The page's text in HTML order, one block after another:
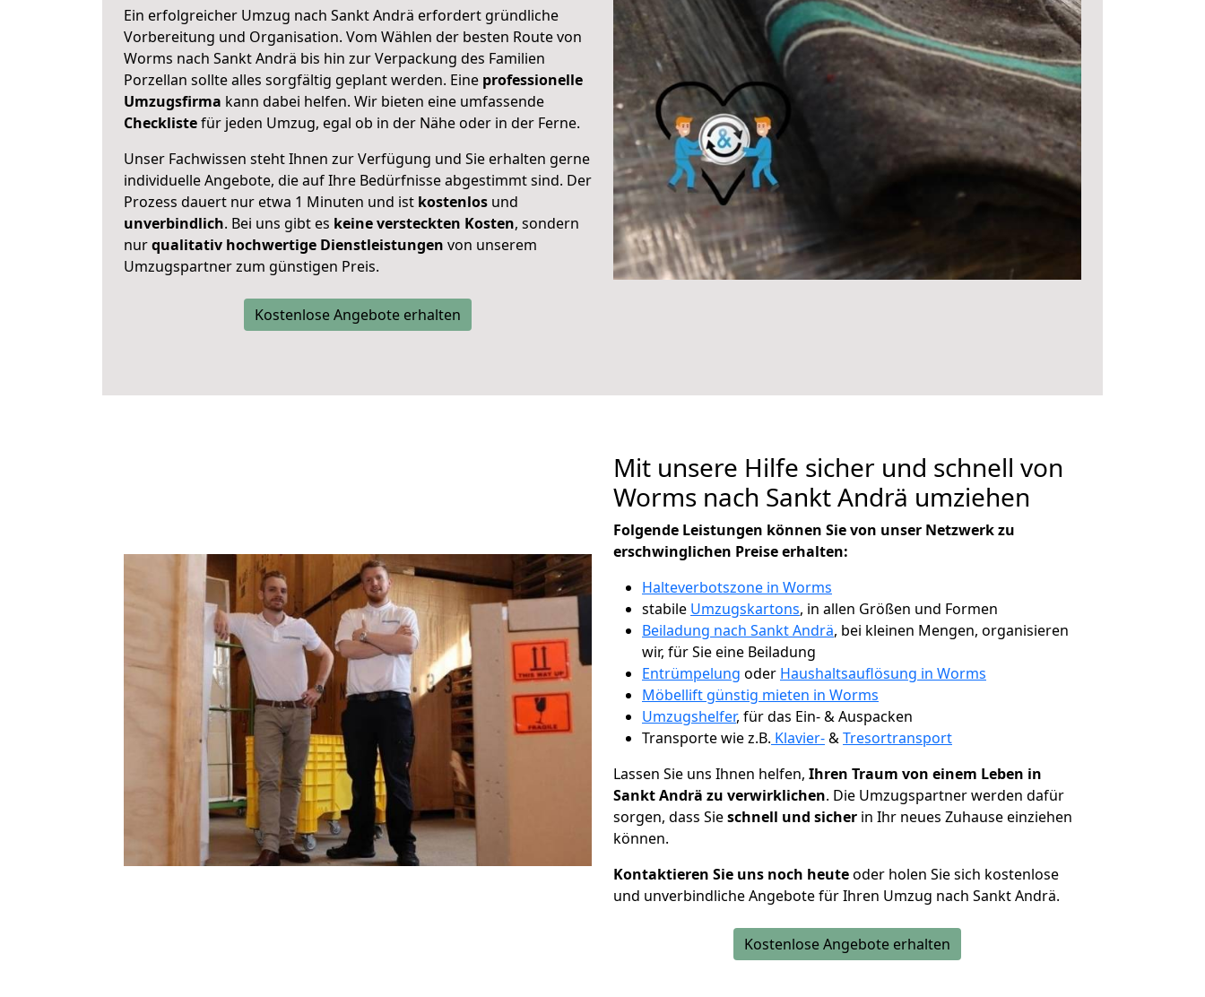
Ein erfolgreicher Umzug nach Sankt Andrä erfordert gründliche
Vorbereitung und Organisation. Vom Wählen der besten Route von
Worms nach Sankt Andrä bis hin zur Verpackung des Familien
Porzellan sollte alles sorgfältig geplant werden. Eine professionelle
Umzugsfirma kann dabei helfen. Wir bieten eine umfassende
Checklistefür jeden Umzug, egal ob in der Nähe oder in der Ferne.
Unser Fachwissen steht Ihnen zur Verfügung und Sie erhalten gerne
individuelle Angebote, die auf Ihre Bedürfnisse abgestimmt sind. Der
Prozess dauert nur etwa 1 Minuten und ist kostenlos und
unverbindlich. Bei uns gibt es keine versteckten Kosten, sondern
nurqualitativ hochwertige Dienstleistungen von unserem
Umzugspartner zum günstigen Preis.
Kostenlose Angebote erhalten
Mit unsere Hilfe sicher und schnell von
Worms nach Sankt Andrä umziehen
Folgende Leistungen können Sie von unser Netzwerk zu
erschwinglichen Preise erhalten:
Halteverbotszone in Worms
stabile Umzugskartons, in allen Größen und Formen
Beiladung nach Sankt Andrä, bei kleinen Mengen, organisieren
wir, für Sie eine Beiladung
Entrümpelung oder Haushaltsauflösung in Worms
Möbellift günstig mieten in Worms
Umzugshelfer, für das Ein- & Auspacken
Transporte wie z.B. Klavier-&Tresortransport
Lassen Sie uns Ihnen helfen, Ihren Traum von einem Leben in
Sankt Andrä zu verwirklichen. Die Umzugspartner werden dafür
sorgen, dass Sieschnell und sicher in Ihr neues Zuhause einziehen
können.
Kontaktieren Sie uns noch heuteoder holen Sie sich kostenlose
und unverbindliche Angebote für Ihren Umzug nach Sankt Andrä.
Kostenlose Angebote erhalten